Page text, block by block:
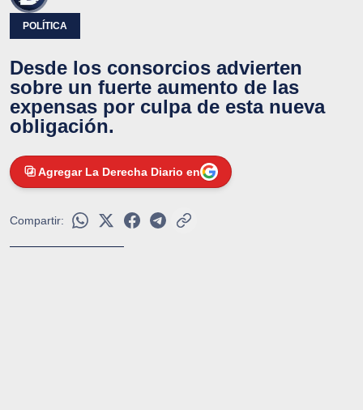
POLÍTICA
Desde los consorcios advierten
sobre un fuerte aumento de las
expensas por culpa de esta nueva
obligación.
Agregar La Derecha Diario en
Compartir: